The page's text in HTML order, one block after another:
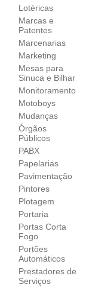
Lotéricas
Marcas e
Patentes
Marcenarias
Marketing
Mesas para
Sinuca e Bilhar
Monitoramento
Motoboys
Mudanças
Órgãos
Públicos
PABX
Papelarias
Pavimentação
Pintores
Plotagem
Portaria
Portas Corta
Fogo
Portões
Automáticos
Prestadores de
Serviços